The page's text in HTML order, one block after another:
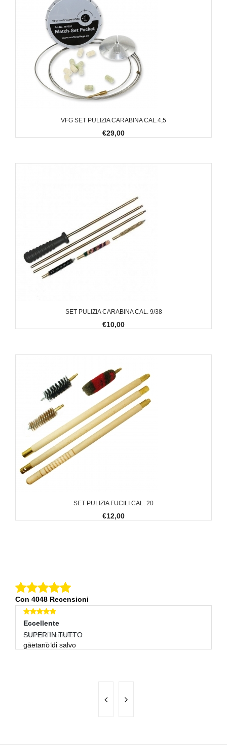
VFG SET PULIZIA CARABINA CAL.4,5
€29,00
SET PULIZIA CARABINA CAL. 9/38
€10,00
SET PULIZIA FUCILI CAL. 20
€12,00
Con 4048 Recensioni
Eccellente
Ottimo Prodotto
n3lson74
Eccellente
SUPER IN TUTTO
gaetano di salvo